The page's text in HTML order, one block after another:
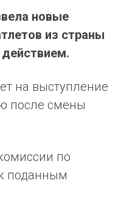
новые
из страны
на выступление
после смены
по
поданным